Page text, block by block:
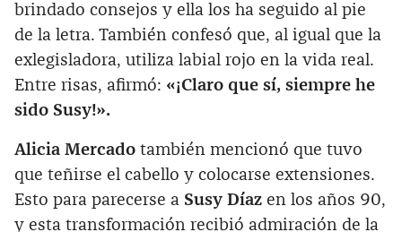
brindado consejos y ella los ha seguido al pie
de la letra. También confesó que, al igual que la
exlegisladora, utiliza labial rojo en la vida real.
Entre risas, afirmó: «¡Claro que sí, siempre he
sido Susy!».
Alicia Mercado también mencionó que tuvo
que teñirse el cabello y colocarse extensiones.
Esto para parecerse a Susy Díaz en los años 90,
y esta transformación recibió admiración de la